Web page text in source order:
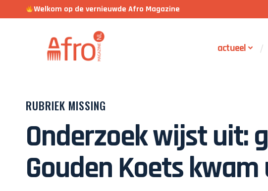
Welkom op de vernieuwde Afro Magazine
actueel
RUBRIEK MISSING
Onderzoek wijst uit:
Gouden Koets